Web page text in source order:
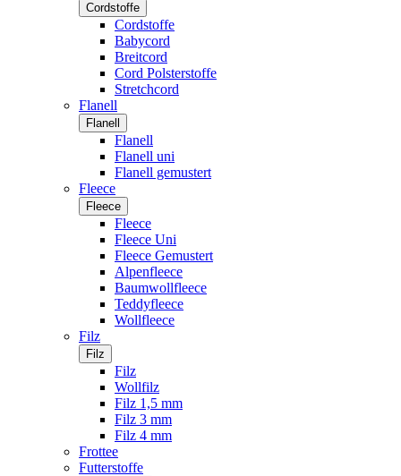
Cordstoffe
Cordstoffe
Babycord
Breitcord
Cord Polsterstoffe
Stretchcord
Flanell
Flanell
Flanell
Flanell uni
Flanell gemustert
Fleece
Fleece
Fleece
Fleece Uni
Fleece Gemustert
Alpenfleece
Baumwollfleece
Teddyfleece
Wollfleece
Filz
Filz
Filz
Wollfilz
Filz 1,5 mm
Filz 3 mm
Filz 4 mm
Frottee
Futterstoffe